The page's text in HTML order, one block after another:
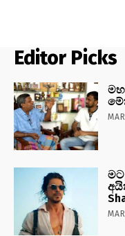
Editor Picks